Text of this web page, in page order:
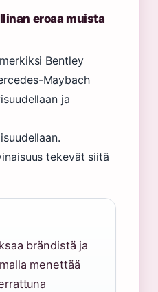
eroaa muista
Bentley
Maybach
ja
tekevät siitä
brändistä ja
menettää